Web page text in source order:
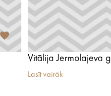
Lasīt vairāk